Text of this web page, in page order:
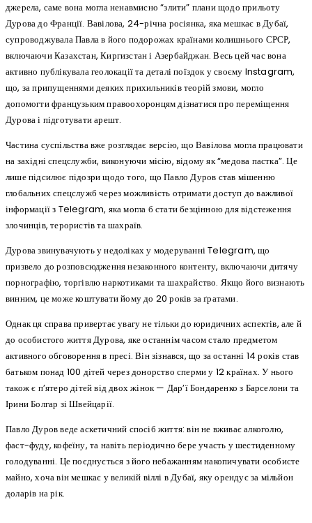
джерела, саме вона могла ненавмисно “злити” плани щодо прильоту
Дурова до Франції. Вавілова, 24-річна росіянка, яка мешкає в Дубаї,
супроводжувала Павла в його подорожах країнами колишнього СРСР,
включаючи Казахстан, Киргизстан і Азербайджан. Весь цей час вона
активно публікувала геолокації та деталі поїздок у своєму Instagram,
що, за припущеннями деяких прихильників теорій змови, могло
допомогти французьким правоохоронцям дізнатися про переміщення
Дурова і підготувати арешт.
Частина суспільства вже розглядає версію, що Вавілова могла працювати
на західні спецслужби, виконуючи місію, відому як “медова пастка”. Це
лише підсилює підозри щодо того, що Павло Дуров став мішенню
глобальних спецслужб через можливість отримати доступ до важливої
інформації з Telegram, яка могла б стати безцінною для відстеження
злочинців, терористів та шахраїв.
Дурова звинувачують у недоліках у модеруванні Telegram, що
призвело до розповсюдження незаконного контенту, включаючи дитячу
порнографію, торгівлю наркотиками та шахрайство. Якщо його визнають
винним, це може коштувати йому до 20 років за ґратами.
Однак ця справа привертає увагу не тільки до юридичних аспектів, але й
до особистого життя Дурова, яке останнім часом стало предметом
активного обговорення в пресі. Він зізнався, що за останні 14 років став
батьком понад 100 дітей через донорство сперми у 12 країнах. У нього
також є п’ятеро дітей від двох жінок — Дар’ї Бондаренко з Барселони та
Ірини Болгар зі Швейцарії.
Павло Дуров веде аскетичний спосіб життя: він не вживає алкоголю,
фаст-фуду, кофеїну, та навіть періодично бере участь у шестиденному
голодуванні. Це поєднується з його небажанням накопичувати особисте
майно, хоча він мешкає у великій віллі в Дубаї, яку орендує за мільйон
доларів на рік.